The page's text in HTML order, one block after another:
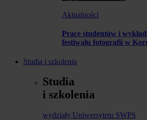
Aktualności
Prace studentów i
festiwalu fotografii w
Studia i szkolenia
Studia
i szkolenia
wydziały Uniwersytetu SWPS